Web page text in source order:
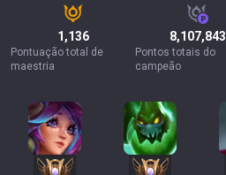
1,136
Pontuação total de
maestria
8,107,843
Pontos totais do
campeão